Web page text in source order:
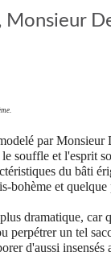
Monsieur
par Monsieur
souffle et l'esprit
du bâti
bohème et quelque
dramatique, car
perpétrer un tel
d'aussi insensés